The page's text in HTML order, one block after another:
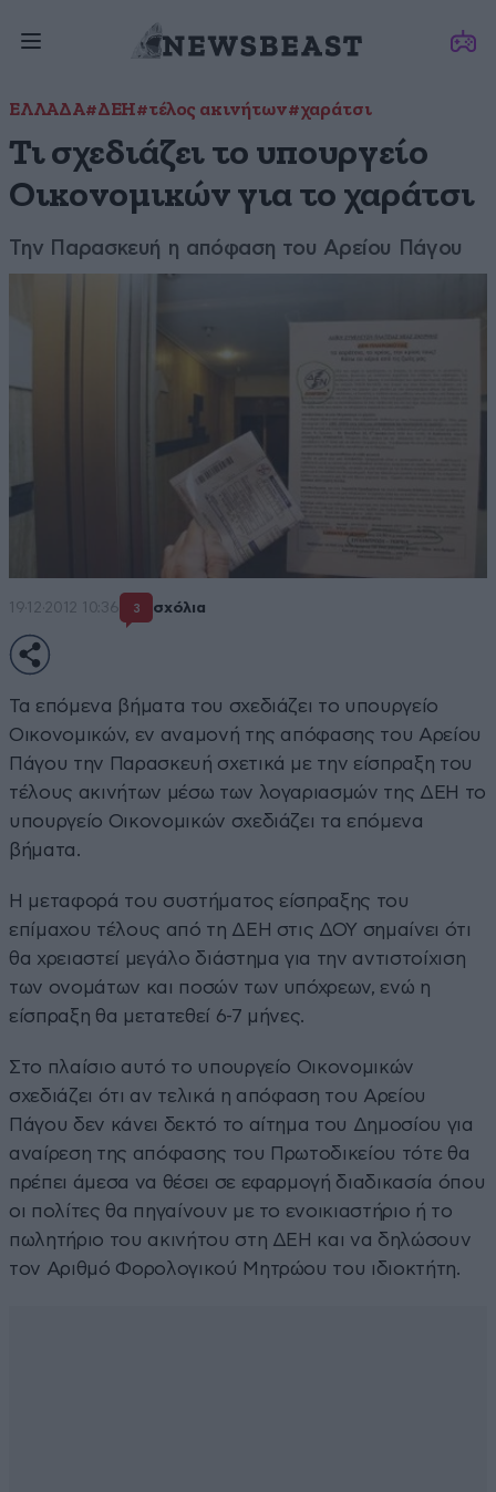
ΕΛΛΑΔΑ#ΔΕΗ#τέλος ακινήτων#χαράτσι
Τι σχεδιάζει το υπουργείο
Οικονομικών για το χαράτσι
Την Παρασκευή η απόφαση του Αρείου Πάγου
19·12·2012 10:36 3 σχόλια
Τα επόμενα βήματα του σχεδιάζει το υπουργείο
Οικονομικών, εν αναμονή της απόφασης του Αρείου
Πάγου την Παρασκευή σχετικά με την είσπραξη του
τέλους ακινήτων μέσω των λογαριασμών της ΔΕΗ το
υπουργείο Οικονομικών σχεδιάζει τα επόμενα
βήματα.
Η μεταφορά του συστήματος είσπραξης του
επίμαχου τέλους από τη ΔΕΗ στις ΔΟΥ σημαίνει ότι
θα χρειαστεί μεγάλο διάστημα για την αντιστοίχιση
των ονομάτων και ποσών των υπόχρεων, ενώ η
είσπραξη θα μετατεθεί 6-7 μήνες.
Στο πλαίσιο αυτό το υπουργείο Οικονομικών
σχεδιάζει ότι αν τελικά η απόφαση του Αρείου
Πάγου δεν κάνει δεκτό το αίτημα του Δημοσίου για
αναίρεση της απόφασης του Πρωτοδικείου τότε θα
πρέπει άμεσα να θέσει σε εφαρμογή διαδικασία όπου
οι πολίτες θα πηγαίνουν με το ενοικιαστήριο ή το
πωλητήριο του ακινήτου στη ΔΕΗ και να δηλώσουν
τον Αριθμό Φορολογικού Μητρώου του ιδιοκτήτη.